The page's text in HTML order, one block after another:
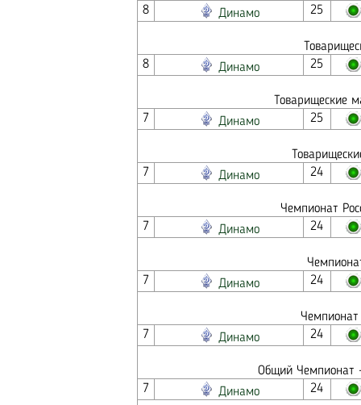
8
Динамо 25
8
Динамо 25
Товарищеские
7
Динамо 25
7
Динамо 24
Чемпионат
7
Динамо 24
7
Динамо 24
7
Динамо 24
Общий Чемпионат
7
Динамо 24